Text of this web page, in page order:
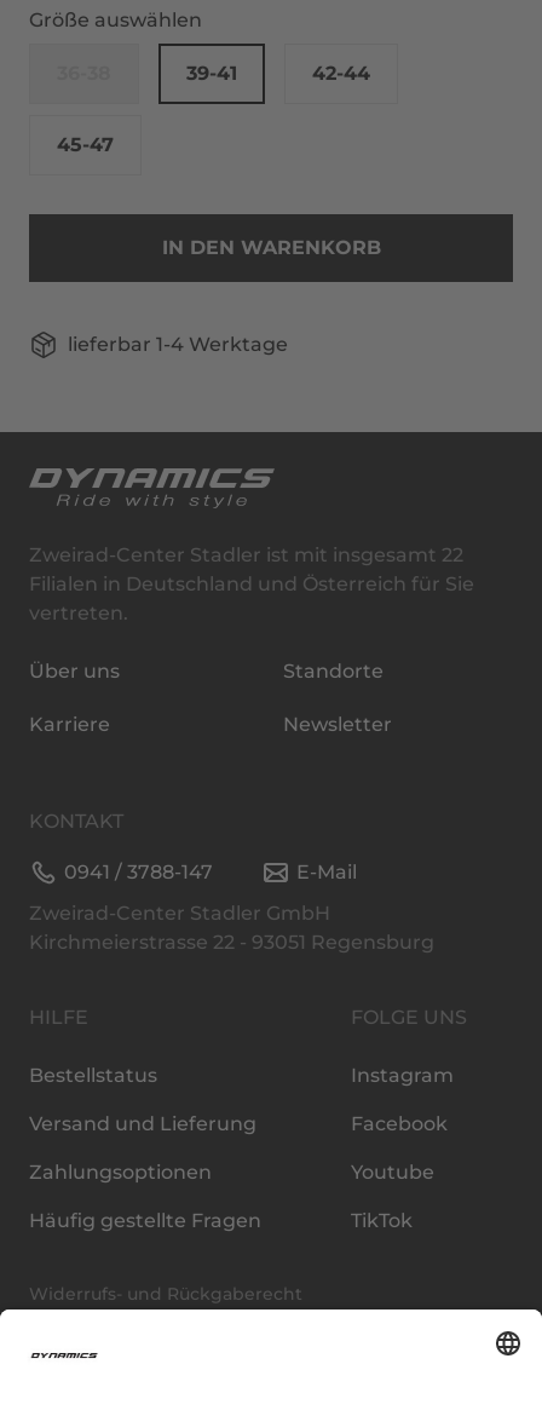
Größe auswählen
39-41 42-44
45-47
IN DEN WARENKORB
lieferbar 1-4 Werktage
Zweirad-Center Stadler ist mit insgesamt 22
Filialen in Deutschland und Österreich für Sie
vertreten.
Über uns Standorte
Karriere Newsletter
KONTAKT
0941 / 3788-147
E-Mail
Zweirad-Center Stadler GmbH
Kirchmeierstrasse 22
93051 Regensburg
HILFE
Bestellstatus
Versand und Lieferung
Zahlungsoptionen
Häufig gestellte Fragen
FOLGE UNS
Instagram
Facebook
Youtube
TikTok
Widerrufs- und Rückgaberecht